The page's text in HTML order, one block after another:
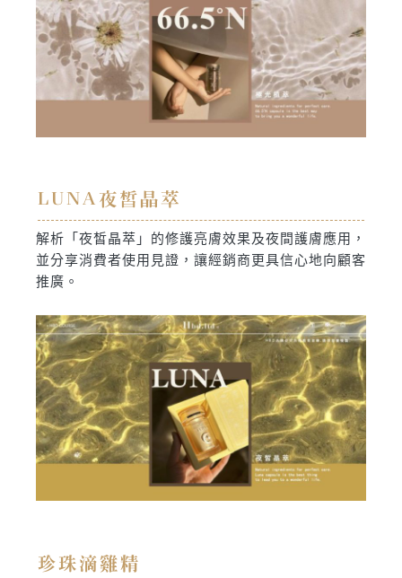
LUNA夜皙晶萃
解析「夜皙晶萃」的修護亮膚效果及夜間護膚應用，
並分享消費者使用見證，讓經銷商更具信心地向顧客
推廣。
珍珠滴雞精